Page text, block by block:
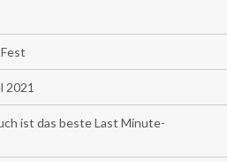
2021
ist das beste Last Minute-